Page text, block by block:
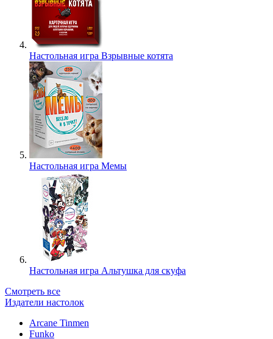
Настольная игра Взрывные котята
Настольная игра Мемы
Настольная игра Альтушка для скуфа
Смотреть все
Издатели настолок
Arcane Tinmen
Funko